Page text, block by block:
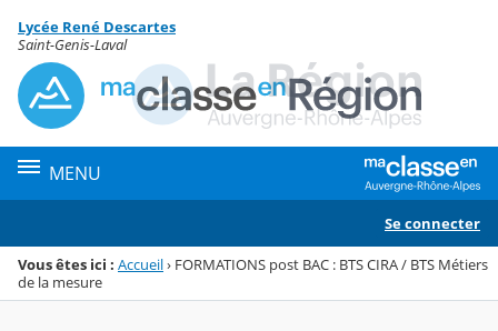
Menu de la rubrique
Contenu
Lycée René Descartes
Saint-Genis-Laval
MENU
Se connecter
Vous êtes ici : Accueil› FORMATIONS post BAC : BTS CIRA / BTS Métiers
de la mesure